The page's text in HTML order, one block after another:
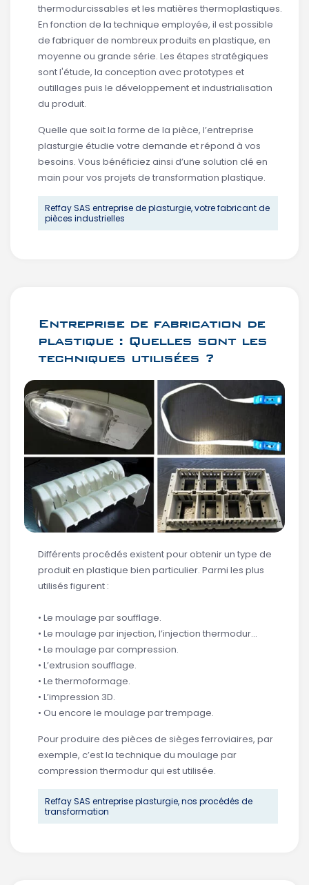
thermodurcissables et les matières thermoplastiques.
En fonction de la technique employée, il est possible
de fabriquer de nombreux produits en plastique, en
moyenne ou grande série. Les étapes stratégiques
sont l'étude, la conception avec prototypes et
outillages puis le développement et industrialisation
du produit.
Quelle que soit la forme de la pièce, l’entreprise
plasturgie étudie votre demande et répond à vos
besoins. Vous bénéficiez ainsi d’une solution clé en
main pour vos projets de transformation plastique.
Reffay SAS entreprise de plasturgie, votre fabricant de
pièces industrielles
Entreprise de fabrication de
plastique : Quelles sont les
techniques utilisées ?
Différents procédés existent pour obtenir un type de
produit en plastique bien particulier. Parmi les plus
utilisés figurent :
• Le moulage par soufflage.
• Le moulage par injection, l’injection thermodur...
• Le moulage par compression.
• L’extrusion soufflage.
• Le thermoformage.
• L’impression 3D.
• Ou encore le moulage par trempage.
Pour produire des pièces de sièges ferroviaires, par
exemple, c’est la technique du moulage par
compression thermodur qui est utilisée.
Reffay SAS entreprise plasturgie, nos procédés de
transformation